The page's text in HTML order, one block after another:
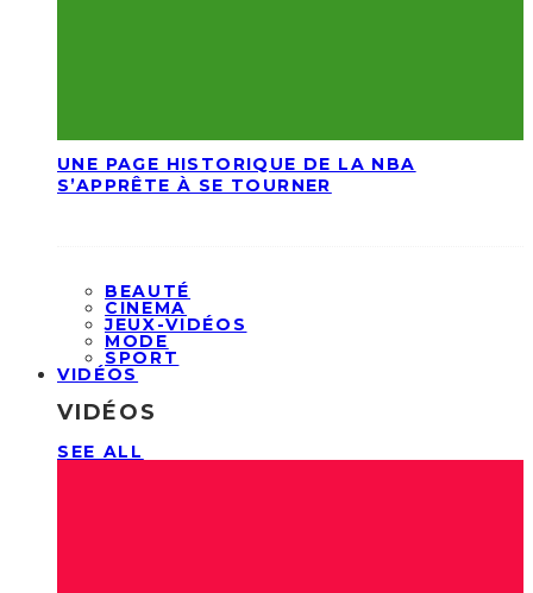
UNE PAGE HISTORIQUE DE LA NBA
S’APPRÊTE À SE TOURNER
BEAUTÉ
CINEMA
JEUX-VIDÉOS
MODE
SPORT
VIDÉOS
VIDÉOS
SEE ALL